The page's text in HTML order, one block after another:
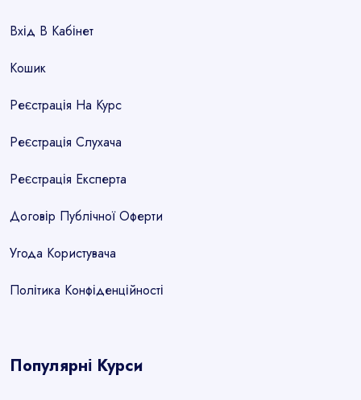
Вхід В Кабінет
Кошик
Реєстрація На Курс
Реєстрація Слухача
Реєстрація Експерта
Договір Публічної Оферти
Угода Користувача
Політика Конфіденційності
Популярні Курси